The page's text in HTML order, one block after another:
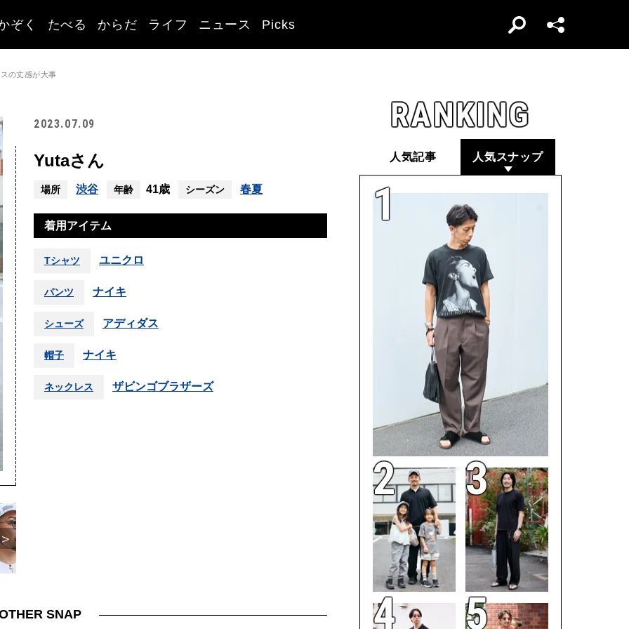
ぞく たべる からだ ライフ ニュース Picks
の丈感が大事
2023.07.09
Yutaさん
場所 渋谷 年齢 41歳 シーズン 春夏
着用アイテム
Tシャツ ユニクロ
パンツ ナイキ
シューズ アディダス
帽子 ナイキ
ネックレス ザビンゴブラザーズ
SNAP
RANKING
人気記事 人気スナップ